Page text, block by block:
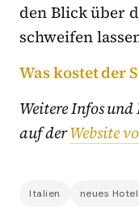
den Blick über
schweifen
Was kostet der
Weitere Infos
auf derWebsite
Italien neues Hotel